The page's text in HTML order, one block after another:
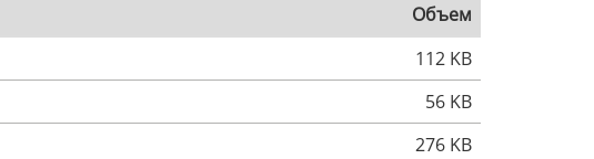
Объем
112 KB
56 KB
276 KB